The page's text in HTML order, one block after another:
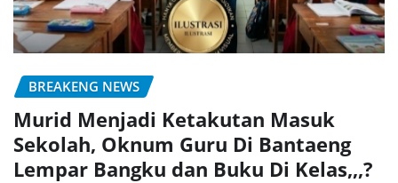
BREAKENG NEWS
Murid Menjadi Ketakutan Masuk
Sekolah, Oknum Guru Di Bantaeng
Lempar Bangku dan Buku Di Kelas,,,?